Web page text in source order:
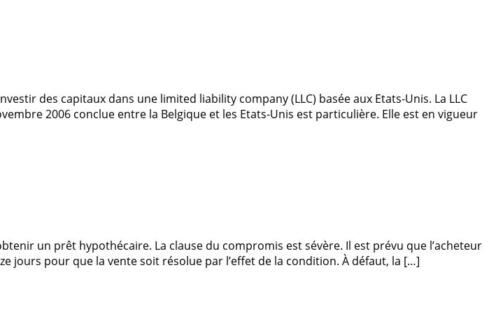
des capitaux dans une limited liability company (LLC) basée aux Etats-Unis. La LLC
2006 conclue entre la Belgique et les Etats-Unis est particulière. Elle est en vigueur
un prêt hypothécaire. La clause du compromis est sévère. Il est prévu que l’acheteur
pour que la vente soit résolue par l’effet de la condition. À défaut, la […]